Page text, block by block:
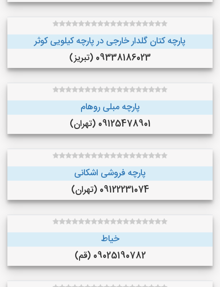
پارچه کتان گلدار خارجی در پارچه کیلویی کوثر
09338186023 (تبریز)
پارچه مبلی روهام
09125478901 (تهران)
پارچه فروشی اشکانی
09122231074 (تهران)
خیاط
09025190782 (قم)